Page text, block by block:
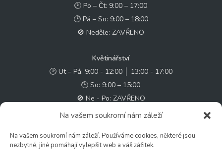
Na vašem soukromí nám záleží
Na vašem soukromí nám záleží. Používáme cookies, některé jsou
nezbytné, jiné pomáhají vylepšit web a váš zážitek.
🕑 Po – Čt: 9:00 – 17:00
🕑 Pá – So: 9:00 – 18:00
🚫 Neděle: ZAVŘENO
Květinářství
🕑 Ut – Pá: 9:00 - 12:00 │ 13:00 - 17:00
🕑 So: 9:00 – 15:00
🚫 Ne - Po: ZAVŘENO
✉️ e-shop@zcstrakovo.cz